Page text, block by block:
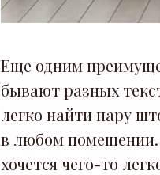
Еще одним
бывают разных
легко найти пару
в любом помещении.
хочется чего-то